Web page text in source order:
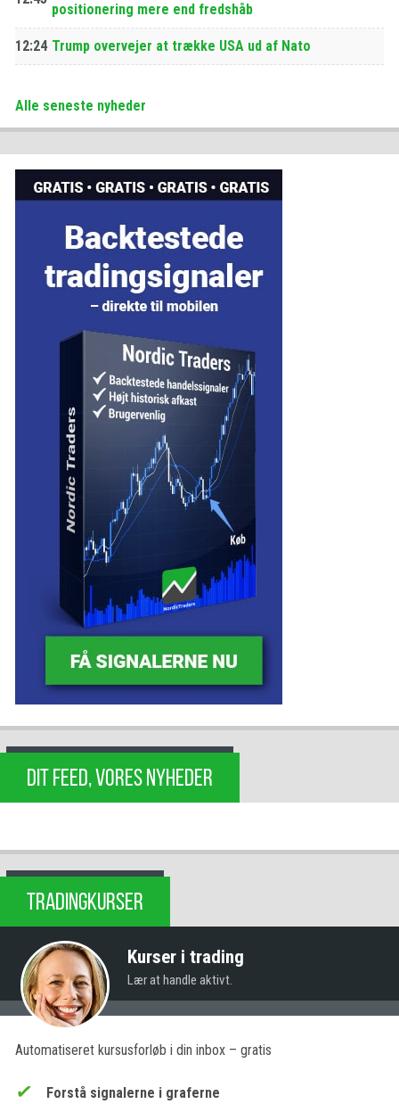
positionering mere end fredshåb
12:24 Trump overvejer at trække USA ud af Nato
Alle seneste nyheder
DIT FEED, VORES NYHEDER
TRADINGKURSER
Kurser i trading
Lær at handle aktivt.
Automatiseret kursusforløb i din inbox – gratis
Forstå signalerne i graferne